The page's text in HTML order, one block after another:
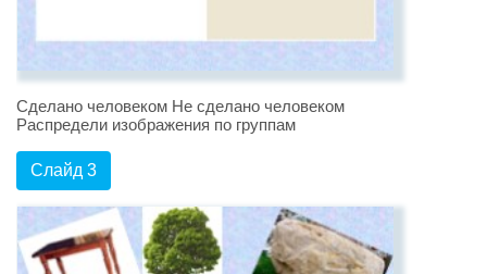
Сделано человеком Не сделано человеком
Распредели изображения по группам
Слайд 3